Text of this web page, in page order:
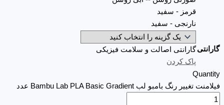
قرمز - سفید
نارنجی - سفید
گارانتیگارانتی اصالت و سلامت فیزیکی
پاک کردن
Quantity
فیلامنت تغییر رنگ بامبو لب Bambu Lab PLA Basic Gradient عدد